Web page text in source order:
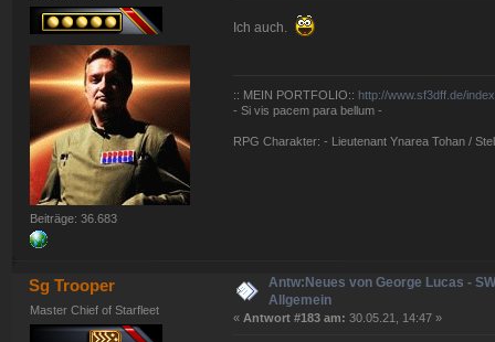
Beiträge: 36.683
Ich auch.
:: MEIN PORTFOLIO:: http://www.sf3dff.de/
- Si vis pacem para bellum -
RPG Charakter: - Lieutenant Ynarea Tohan /
Sg Trooper
Master Chief of Starfleet
Antw:Neues von George Lucas -
Allgemein
« Antwort #183 am: 30.05.21, 14:47 »